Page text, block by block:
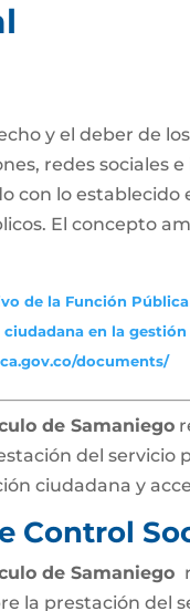
y el deber de
redes sociales
con lo
El concepto
de la Función
en la
documents/
de Samaniego
del
ciudadana y
Control
de Samaniego
la prestación del